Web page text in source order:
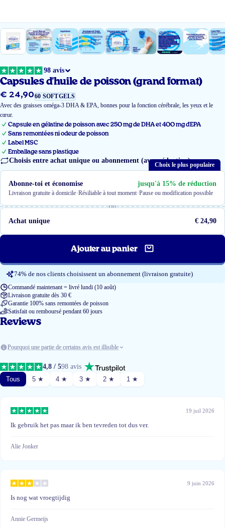
98 avis
Capsules d'huile de poisson (grand format)
Prix
régulier
€ 24,9060 SOFTGELS
Avec des graisses oméga-3 DHA & EPA, bonnes pour la fonction cérébrale, les yeux et le
cœur.
Capsule en gélatine de poisson avec 250 mg de DHA et 400 mg d'EPA
Sans remontées ni odeur de poisson
Label MSC
Emballage sans plastique
Choisis entre achat unique ou abonnement (avec réduction)
Choix le plus populaire
Abonne-toi et économise jusqu'à 15% de réduction
Livraison gratuite à domicile·Résiliable à tout moment·Pause ou modification possible
ou
Achat unique
€ 24,90
Ajouter au panier
74% de nos clients choisissent un abonnement (livraison gratuite)
Commandé maintenant = livré lundi (10 août)
Livraison gratuite dès 30 €
Garantie 100% sans remontées de poisson
Satisfait ou remboursé pendant 60 jours
Reviews
Pourquoi une partie de certains avis est illisible
4,8 / 598 avis
Tous
5 ★ 4 ★ 3 ★ 2 ★ 1 ★
19 juil 2026
Ik gebruik het pas maar ik ben tevreden tot dus ver.
Alie Jonker
9 juin 2026
Is nog wat vroegtijdig
Annie Germeijs